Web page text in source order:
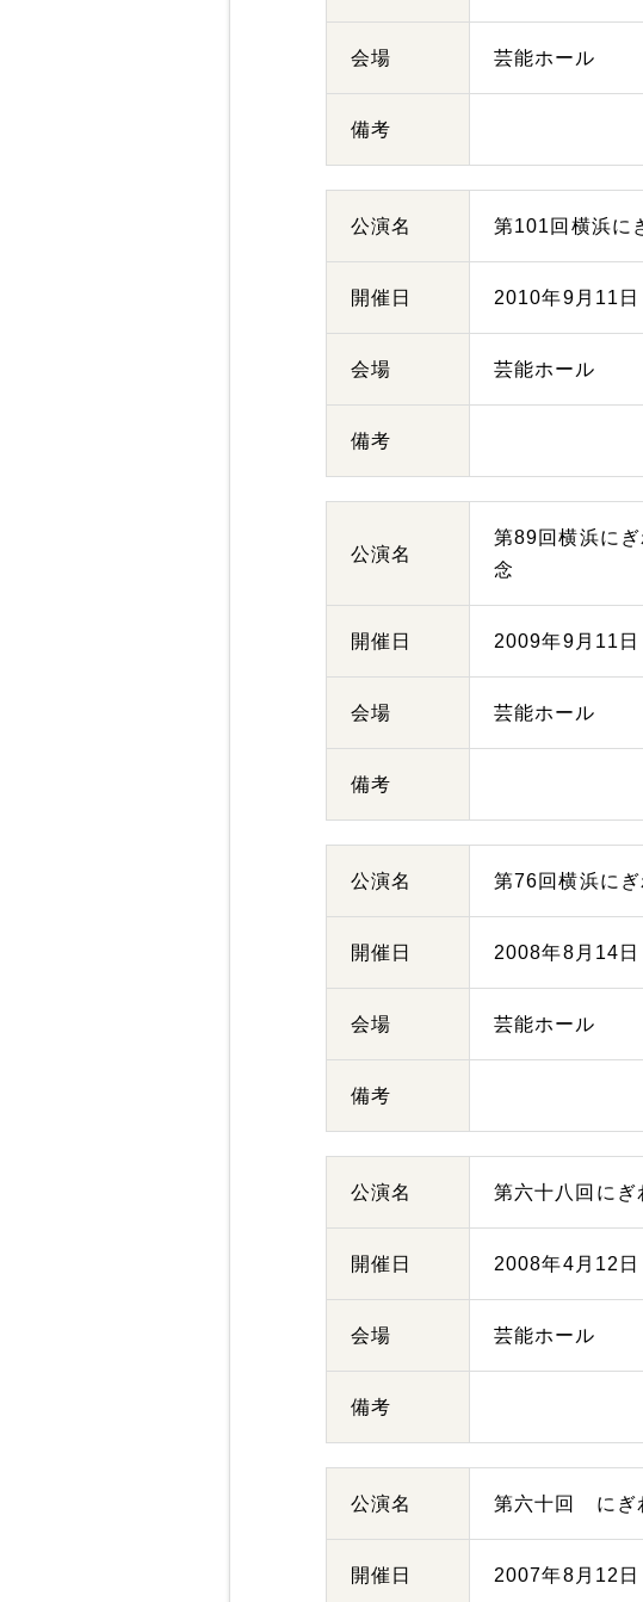
会場 芸能ホール
備考
公演名 第101回横浜に
開催日 2010年9月11
会場 芸能ホール
備考
公演名
第89回横浜に
念
開催日 2009年9月11
会場 芸能ホール
備考
公演名 第76回横浜に
開催日 2008年8月14
会場 芸能ホール
備考
公演名 第六十八回にぎ
開催日 2008年4月12
会場 芸能ホール
備考
公演名 第六十回 にぎ
開催日 2007年8月12